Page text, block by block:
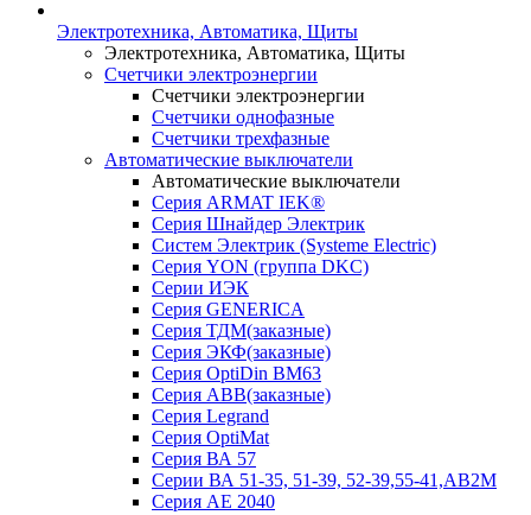
Электротехника, Автоматика, Щиты
Электротехника, Автоматика, Щиты
Счетчики электроэнергии
Счетчики электроэнергии
Счетчики однофазные
Счетчики трехфазные
Автоматические выключатели
Автоматические выключатели
Серия ARMAT IEK®
Серия Шнайдер Электрик
Систем Электрик (Systeme Electric)
Серия YON (группа DKC)
Серии ИЭК
Серия GENERICA
Серия ТДМ(заказные)
Серия ЭКФ(заказные)
Серия OptiDin BM63
Серия АВВ(заказные)
Серия Legrand
Серия OptiMat
Серия ВА 57
Серии ВА 51-35, 51-39, 52-39,55-41,АВ2М
Серия АЕ 2040